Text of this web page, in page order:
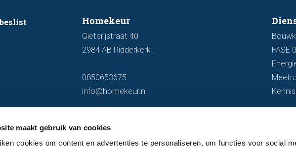
maakt gebruik van cookies
cookies om content en advertenties te personaliseren, om functies voor social
Homekeur
Gieterijstraat 40
2984 AB Ridderkerk
0850653675
info@homekeur.nl
FASE